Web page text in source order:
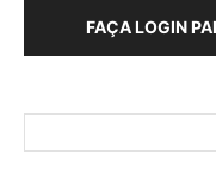
FAÇA LOGIN